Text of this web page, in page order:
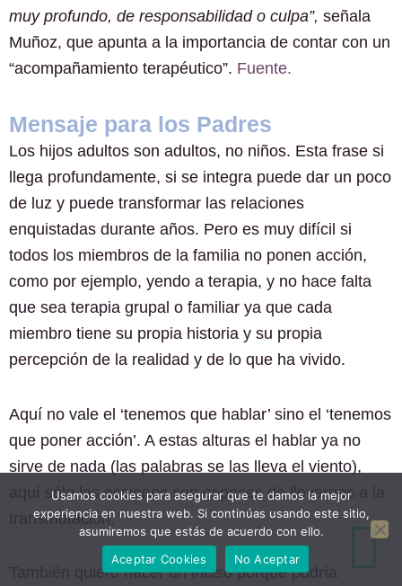
muy profundo, de responsabilidad o culpa”, señala
Muñoz, que apunta a la importancia de contar con un
“acompañamiento terapéutico”. Fuente.
Mensaje para los Padres
Los hijos adultos son adultos, no niños. Esta frase si
llega profundamente, si se integra puede dar un poco
de luz y puede transformar las relaciones
enquistadas durante años. Pero es muy difícil si
todos los miembros de la familia no ponen acción,
como por ejemplo, yendo a terapia, y no hace falta
que sea terapia grupal o familiar ya que cada
miembro tiene su propia historia y su propia
percepción de la realidad y de lo que ha vivido.
Aquí no vale el ‘tenemos que hablar’ sino el ‘tenemos
que poner acción’. A estas alturas el hablar ya no
sirve de nada (las palabras se las lleva el viento),
aquí sólo las acciones son capaces de llevarnos a la
transmutación.
También quiero hacer un inciso porque podría
Usamos cookies para asegurar que te damos la mejor
experiencia en nuestra web. Si continúas usando este sitio,
asumiremos que estás de acuerdo con ello.
Aceptar Cookies
No Aceptar